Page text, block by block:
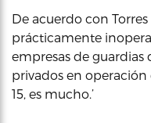
De acuerdo con
prácticamente
empresas de guardias
privados en operación
15, es mucho.’